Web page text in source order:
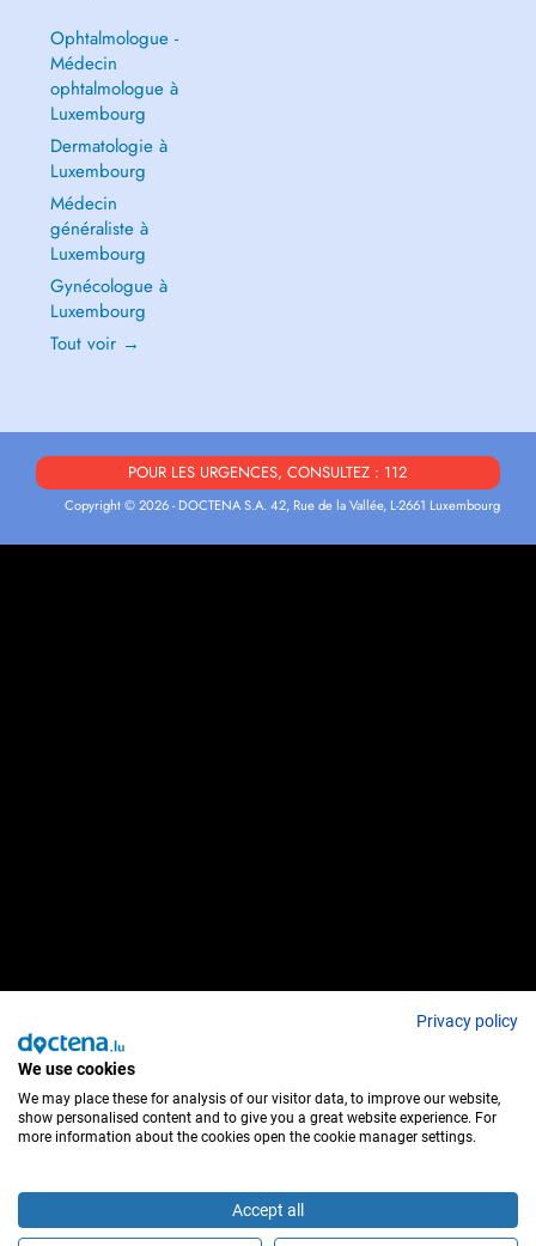
Ophtalmologue -
Médecin
ophtalmologue à
Luxembourg
Dermatologie à
Luxembourg
Médecin
généraliste à
Luxembourg
Gynécologue à
Luxembourg
Tout voir →
POUR LES URGENCES, CONSULTEZ : 112
Copyright © 2026 - DOCTENA S.A. 42, Rue de la Vallée, L-2661 Luxembourg
Privacy policy
We use cookies
We may place these for analysis of our visitor data, to improve our website,
show personalised content and to give you a great website experience. For
more information about the cookies open the cookie manager settings.
Accept all